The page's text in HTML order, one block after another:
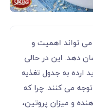
تواند اهمیت و
دهد. این در حالی
ارده به جدول تغذیه
می کنند. چرا که
و میزان پروتین،